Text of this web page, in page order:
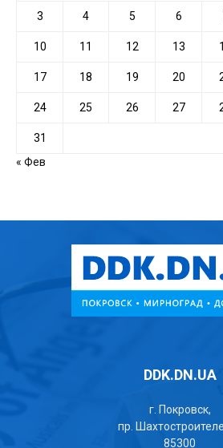
3 4 5 6
10 11 12 13
17 18 19 20
24 25 26 27
31
« Фев
DDK.DN.UA
г. Покровск,
пр.
85300